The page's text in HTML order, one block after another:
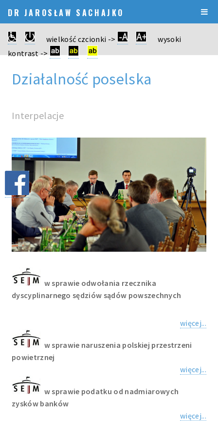
DR JAROSŁAW SACHAJKO
wielkość czcionki ->
wysoki
kontrast ->
Działalność poselska
Interpelacje
w sprawie odwołania rzecznika
dyscyplinarnego sędziów sądów powszechnych
więcej...
w sprawie naruszenia polskiej przestrzeni
powietrznej
więcej...
w sprawie podatku od nadmiarowych
zysków banków
więcej...